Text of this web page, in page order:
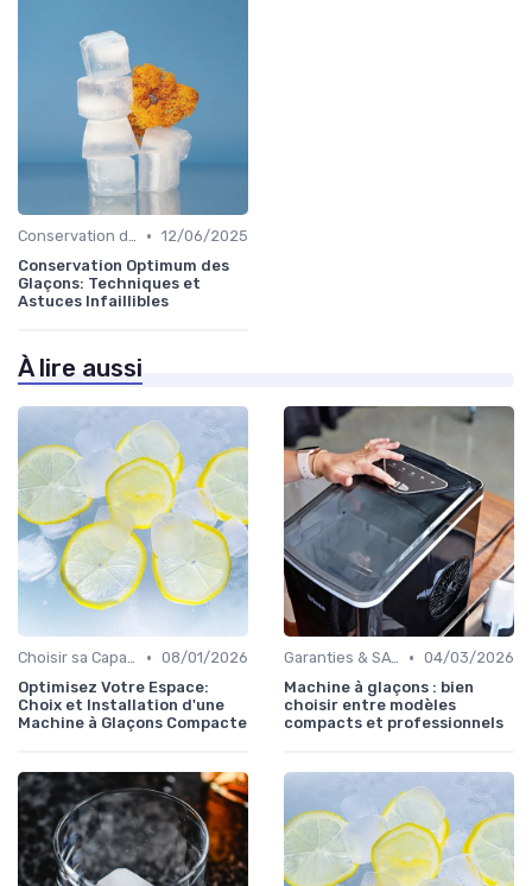
Conservation des Glaçons • 12/06/2025
Conservation Optimum des
Glaçons: Techniques et
Astuces Infaillibles
À lire aussi
Choisir sa Capacité • 08/01/2026
Optimisez Votre Espace:
Choix et Installation d'une
Machine à Glaçons Compacte
Garanties & SAV • 04/03/2026
Machine à glaçons : bien
choisir entre modèles
compacts et professionnels